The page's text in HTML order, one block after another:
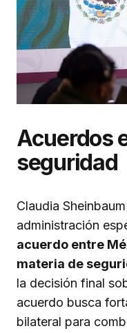
Acuerdos
seguridad
Claudia
administración
acuerdo entre
materia de
la decisión final
acuerdo busca
bilateral para